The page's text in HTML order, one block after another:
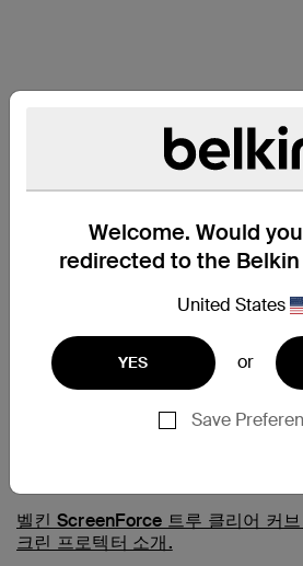
Welcome. Would
redirected to the
United States
YES or
Save
지원
벨킨 ScreenForce 트루 클리어 커
크린 프로텍터 소개.